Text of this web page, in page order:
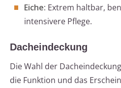
Eiche: Extrem haltbar,
intensivere Pflege.
Dacheindeckung
Die Wahl der
die Funktion und das